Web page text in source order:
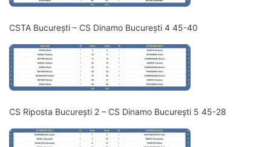
CSTA București – CS Dinamo București 4 45-40
CS Riposta București 2 – CS Dinamo București 5 45-28